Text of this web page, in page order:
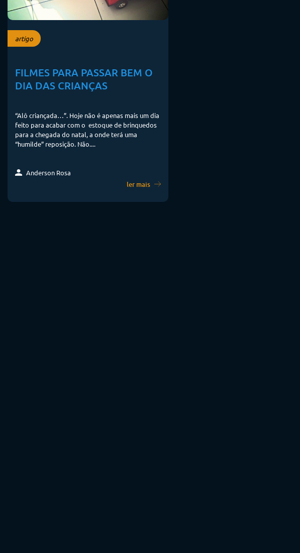
artigo
FILMES PARA PASSAR BEM O
DIA DAS CRIANÇAS
“Alô criançada…”. Hoje não é apenas mais um dia
feito para acabar com o estoque de brinquedos
para a chegada do natal, a onde terá uma
“humilde” reposição. Não....
Anderson Rosa
ler mais